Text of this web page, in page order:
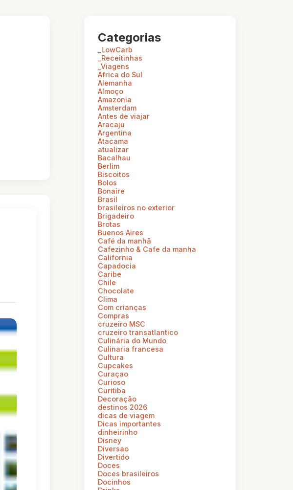
Categorias
_LowCarb
_Receitinhas
_Viagens
Africa do Sul
Alemanha
Almoço
Amazonia
Amsterdam
Antes de viajar
Aracaju
Argentina
Atacama
atualizar
Bacalhau
Berlim
Biscoitos
Bolos
Bonaire
Brasil
brasileiros no exterior
Brigadeiro
Brotas
Buenos Aires
Café da manhã
Cafezinho & Cafe da manha
California
Capadocia
Caribe
Chile
Chocolate
Clima
Com crianças
Compras
cruzeiro MSC
cruzeiro transatlantico
Culinária do Mundo
Culinaria francesa
Cultura
Cupcakes
Curaçao
Curioso
Curitiba
Decoração
destinos 2026
dicas de viagem
Dicas importantes
dinheirinho
Disney
Diversao
Divertido
Doces
Doces brasileiros
Docinhos